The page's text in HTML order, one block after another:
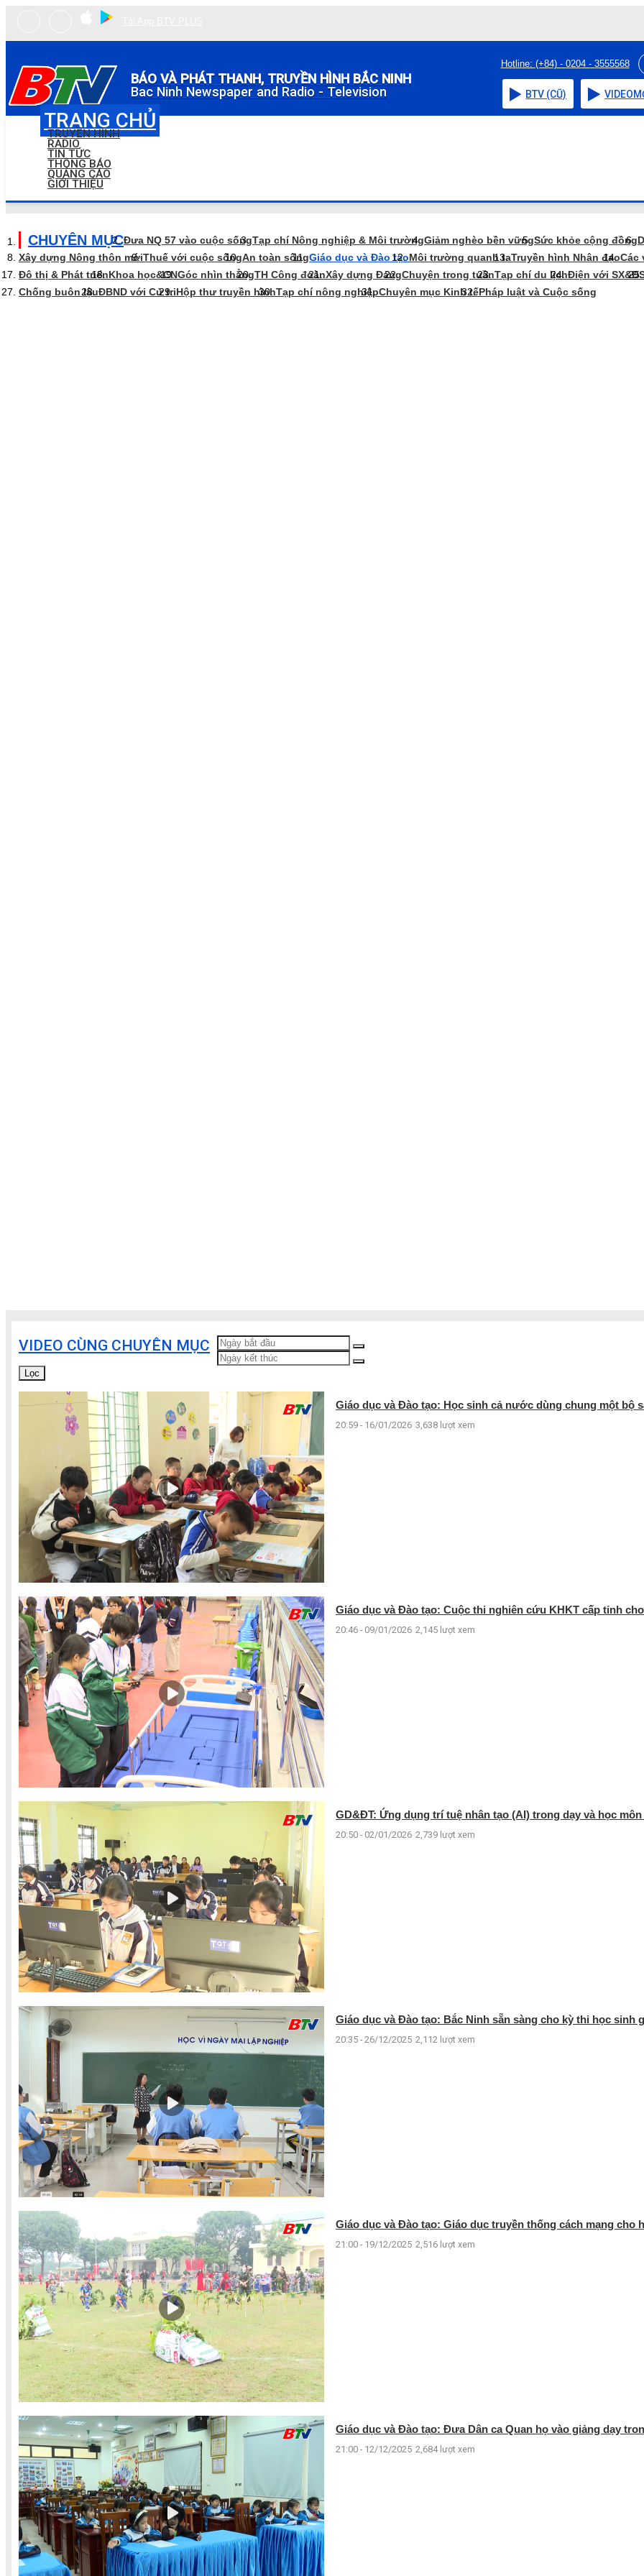
BÁO VÀ PHÁT THANH, TRUYỀN HÌNH BẮC NINH
Bac Ninh Newspaper and Radio - Television
Hotline: (+84) - 0204 - 3555568
BTV (CŨ) VIDEO
TRANG CHỦ
TRUYỀN HÌNH
RADIO
TIN TỨC
THÔNG BÁO
QUẢNG CÁO
GIỚI THIỆU
CHUYÊN MỤCĐưa NQ 57 vào cuộc sốngTạp chí Nông nghiệp & Môi trườngGiảm nghèo bền vữngSức khỏe cộng đồng
Xây dựng Nông thôn mớiThuế với cuộc sốngAn toàn sốngGiáo dục và Đào tạoMôi trường quanh taTruyền hình Nhân đạoCác
Đô thị & Phát triểnKhoa học&CNGóc nhìn thẳngTH Công đoànXây dựng ĐảngChuyện trong tuầnTạp chí du lịchĐiện với
Chống buôn lậuĐBND với Cử triHộp thư truyền hìnhTạp chí nông nghiệpChuyên mục Kinh tếPháp luật và Cuộc sống
VIDEO CÙNG CHUYÊN MỤC
Lọc
Giáo dục và Đào tạo: Học sinh cả nước dùng chung một bộ
20:59 - 16/01/2026 3,638 lượt xem
Giáo dục và Đào tạo: Cuộc thi nghiên cứu KHKT cấp tỉnh
20:46 - 09/01/2026 2,145 lượt xem
GD&ĐT: Ứng dụng trí tuệ nhân tạo (AI) trong dạy và học môn
20:50 - 02/01/2026 2,739 lượt xem
Giáo dục và Đào tạo: Bắc Ninh sẵn sàng cho kỳ thi học sinh
20:35 - 26/12/2025 2,112 lượt xem
Giáo dục và Đào tạo: Giáo dục truyền thống cách mạng cho
21:00 - 19/12/2025 2,516 lượt xem
Giáo dục và Đào tạo: Đưa Dân ca Quan họ vào giảng dạy
21:00 - 12/12/2025 2,684 lượt xem